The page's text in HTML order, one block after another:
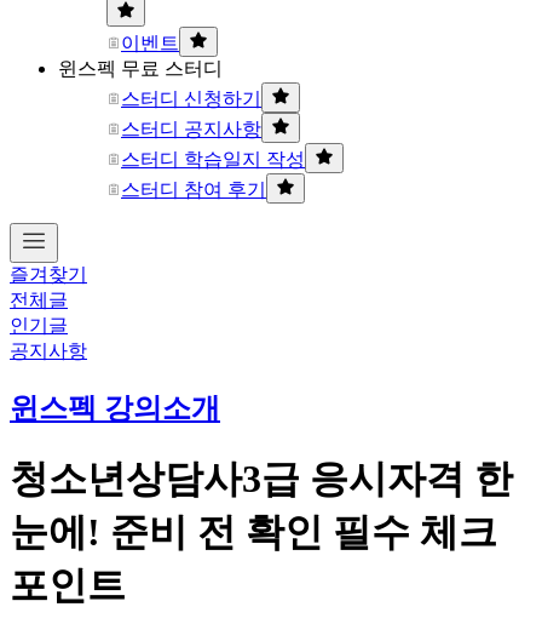
이벤트
윈스펙 무료 스터디
스터디 신청하기
스터디 공지사항
스터디 학습일지 작성
스터디 참여 후기
즐겨찾기
전체글
인기글
공지사항
윈스펙 강의소개
청소년상담사3급 응시자격 한
눈에! 준비 전 확인 필수 체크
포인트